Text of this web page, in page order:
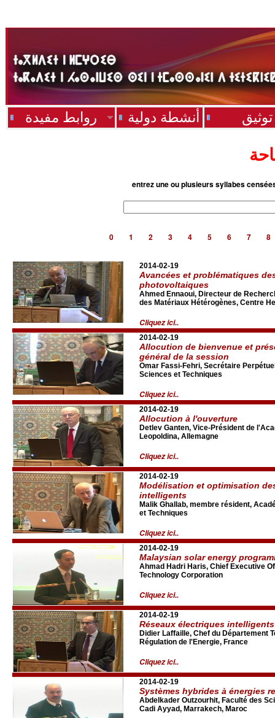
روابط مفيدة أنشطة دولية توثيق
entrez une ou plusieurs syllabes
0 1 2 3 4 5 6 7 8
2014-02-19
Avancées et problématiques
photovoltaiques
Ahmed Ennaoui, Directeur de
des Matériaux Hétérogènes, Centre
Cliquez ici..
2014-02-19
Allocution de bienvenue et
général de la session
Omar Fassi-Fehri, Secrétaire
Sciences et Techniques
Cliquez ici..
2014-02-19
Allocution à l'ouverture
Detlev Ganten, Vice-Président de
Leopoldina, Allemagne
Cliquez ici..
2014-02-19
Modélisation et optimisation
intelligents
Malik Ghallab, membre résident,
et Techniques
Cliquez ici..
2014-02-19
Malaysian solar energy
Ahmad Hadri Haris, Chief Executive
Technology Corporation
Cliquez ici..
2014-02-19
Réseaux électriques
Didier Laffaille, Chef du Département
Régulation de l'Energie, France
Cliquez ici..
2014-02-19
Systèmes hybrides à énergies
Abdelkader Outzourhit, Faculté des
Cadi Ayyad, Marrakech, Maroc